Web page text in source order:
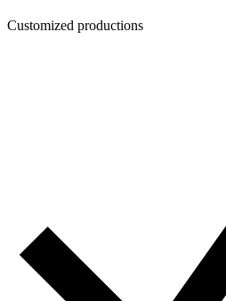
Customized productions